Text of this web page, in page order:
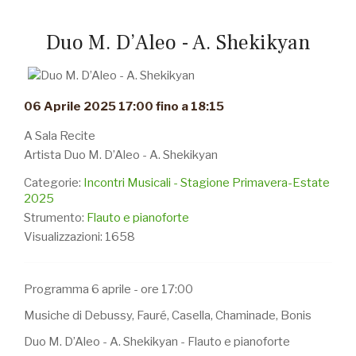
Duo M. D’Aleo - A. Shekikyan
06 Aprile 2025 17:00 fino a 18:15
A Sala Recite
Artista Duo M. D’Aleo - A. Shekikyan
Categorie: Incontri Musicali - Stagione Primavera-Estate
2025
Strumento: Flauto e pianoforte
Visualizzazioni: 1658
Programma 6 aprile - ore 17:00
Musiche di Debussy, Fauré, Casella, Chaminade, Bonis
Duo M. D’Aleo - A. Shekikyan - Flauto e pianoforte